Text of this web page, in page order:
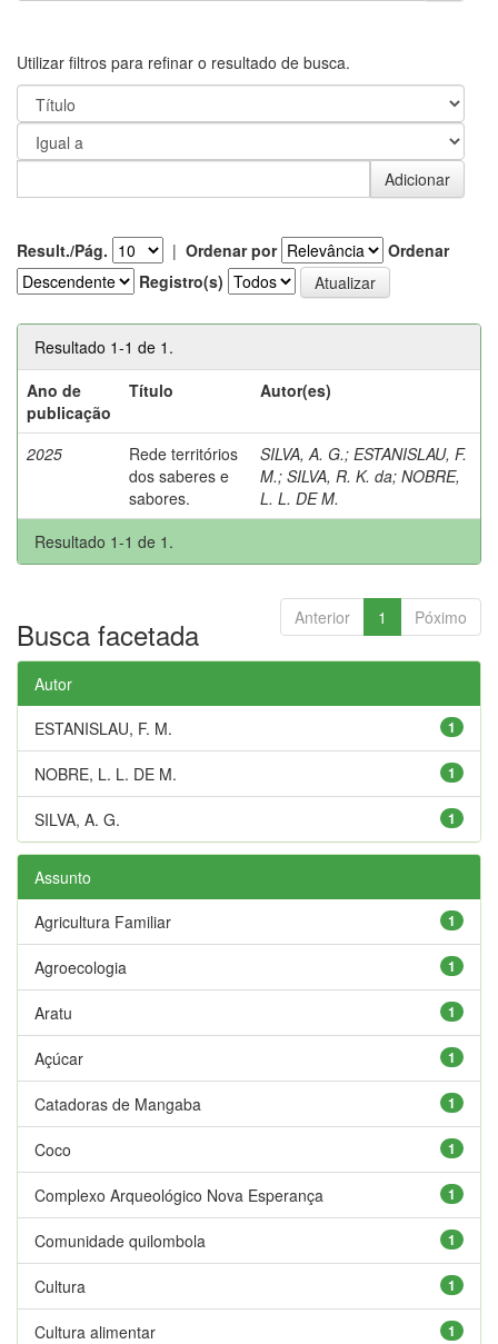
Utilizar filtros para refinar o resultado de busca.
Result./Pág. | Ordenar por
Ordenar
Registro(s)
Resultado 1-1 de 1.
Ano de
publicação
Título Autor(es)
2025
Rede territórios
dos saberes e
sabores.
SILVA, A. G.; ESTANISLAU, F.
M.; SILVA, R. K. da; NOBRE,
L. L. DE M.
Resultado 1-1 de 1.
Anterior 1 Póximo
Busca facetada
Autor
1
ESTANISLAU, F. M.
1
NOBRE, L. L. DE M.
1
SILVA, A. G.
Assunto
1
Agricultura Familiar
1
Agroecologia
1
Aratu
1
Açúcar
1
Catadoras de Mangaba
1
Coco
1
Complexo Arqueológico Nova Esperança
1
Comunidade quilombola
1
Cultura
1
Cultura alimentar